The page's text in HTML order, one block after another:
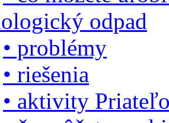
odpad
• problémy
• riešenia
• aktivity